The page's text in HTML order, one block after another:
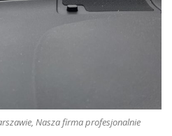
Nasza firma profesjonalnie